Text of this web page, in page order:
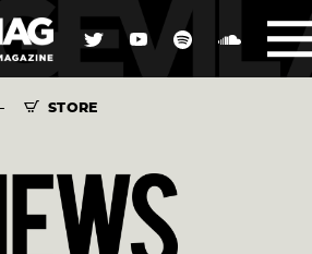
STORE